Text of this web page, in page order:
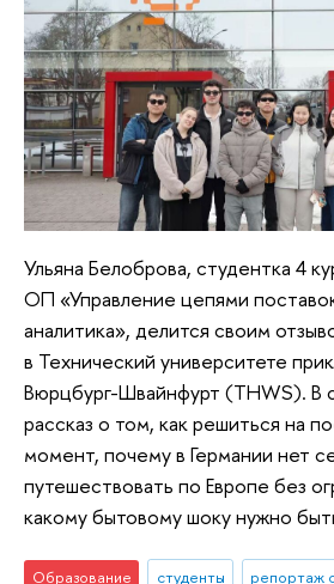
Ульяна Белоброва, студентка 4
ОП «Управление цепями
аналитика», делится своим
в Технический университете
Вюрцбург-Швайнфурт (THWS). В
рассказ о том, как решиться на
момент, почему в Германии нет
путешествовать по Европе без
какому бытовому шоку нужно
Образование студенты репортаж